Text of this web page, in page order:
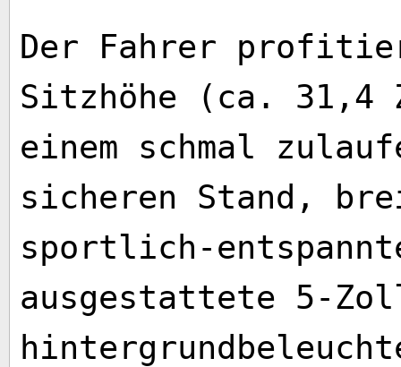
Der Fahrer
Sitzhöhe (ca. 31,4
einem schmal
sicheren Stand,
sportlich-
ausgestattete 5-